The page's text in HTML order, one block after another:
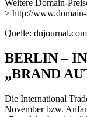
Weitere Domain-
> http://www.domain-
Quelle:
BERLIN –
„BRAND
Die International
November bzw.